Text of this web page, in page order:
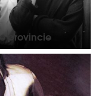
provincie